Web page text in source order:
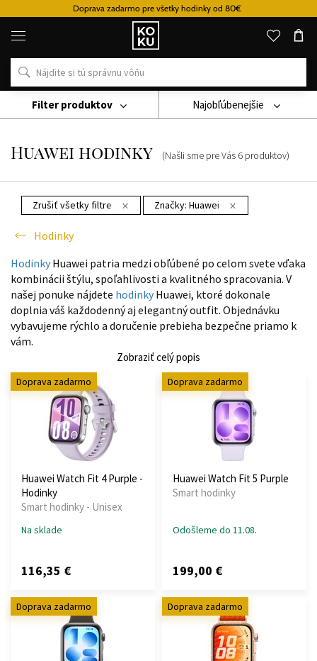
Doprava zadarmo pre všetky hodinky od 80€
Originálne
parfémy
hodinky
na
mieste
Hodinky
Huawei Hodinky
Huawei hodinky (Našli sme pre Vás 6 produktov)
Najobľúbenejšie
Zrušiť všetky filtre Značky: Huawei
Hodinky
Filter produktov
Hodinky Huawei patria medzi obľúbené po celom svete vďaka
kombinácii štýlu, spoľahlivosti a kvalitného spracovania. V
našej ponuke nájdete hodinky Huawei, ktoré dokonale
doplnia váš každodenný aj elegantný outfit. Objednávku
vybavujeme rýchlo a doručenie prebieha bezpečne priamo k
vám.
Zobraziť celý popis
Doprava zadarmo
Huawei Watch Fit 4 Purple -
Hodinky
Smart hodinky - Unisex
Na sklade
116,35 €
Doprava zadarmo
Huawei Watch Fit 5 Purple
Smart hodinky
Odošleme do 11.08.
199,00 €
Doprava zadarmo Doprava zadarmo